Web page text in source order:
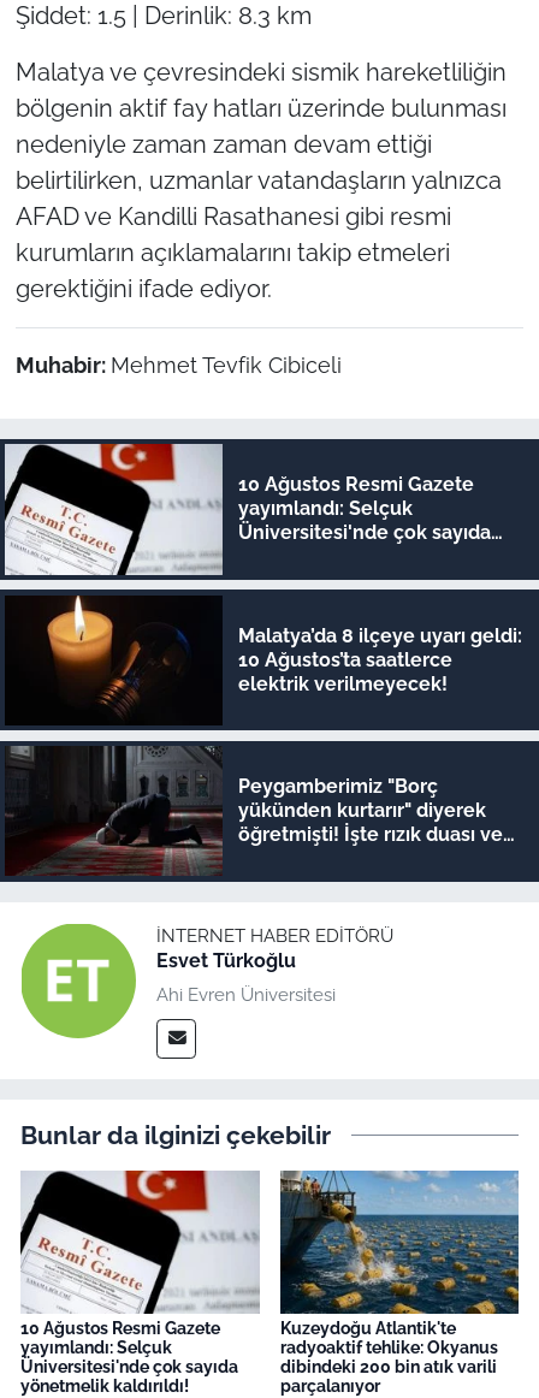
Şiddet: 1.5 | Derinlik: 8.3 km
Malatya ve çevresindeki sismik hareketliliğin
bölgenin aktif fay hatları üzerinde bulunması
nedeniyle zaman zaman devam ettiği
belirtilirken, uzmanlar vatandaşların yalnızca
AFAD ve Kandilli Rasathanesi gibi resmi
kurumların açıklamalarını takip etmeleri
gerektiğini ifade ediyor.
Muhabir: Mehmet Tevfik Cibiceli
10 Ağustos Resmi Gazete
yayımlandı: Selçuk
Üniversitesi'nde çok sayıda
Malatya’da 8 ilçeye uyarı geldi:
10 Ağustos’ta saatlerce
elektrik verilmeyecek!
Peygamberimiz "Borç
yükünden kurtarır" diyerek
öğretmişti! İşte rızık duası ve
vakitleri
İNTERNET HABER EDITÖRÜ
Esvet Türkoğlu
Ahi Evren Üniversitesi
Bunlar da ilginizi çekebilir
10 Ağustos Resmi Gazete
yayımlandı: Selçuk
Üniversitesi'nde çok sayıda
yönetmelik kaldırıldı!
Kuzeydoğu Atlantik'te
radyoaktif tehlike: Okyanus
dibindeki 200 bin atık varili
parçalanıyor